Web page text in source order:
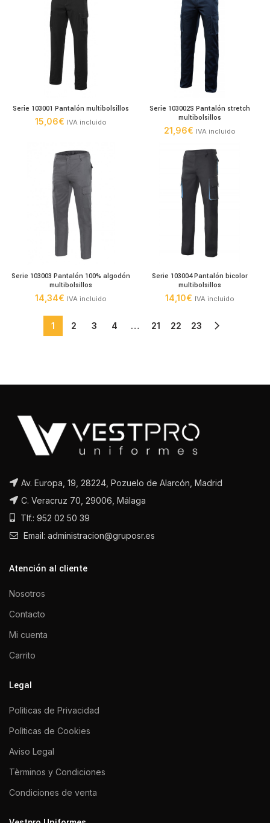
Serie 103001 Pantalón multibolsillos
15,06€ IVA incluido
Serie 103002S Pantalón stretch
multibolsillos
21,96€ IVA incluido
Serie 103003 Pantalón 100% algodón
multibolsillos
14,34€ IVA incluido
Serie 103004 Pantalón bicolor
multibolsillos
14,10€ IVA incluido
1 2 3 4 … 21 22 23
Av. Europa, 19, 28224, Pozuelo de Alarcón, Madrid
C. Veracruz 70, 29006, Málaga
Tlf.: 952 02 50 39
Email: administracion@gruposr.es
Atención al cliente
Nosotros
Contacto
Mi cuenta
Carrito
Legal
Polìticas de Privacidad
Polìticas de Cookies
Aviso Legal
Tèrminos y Condiciones
Condiciones de venta